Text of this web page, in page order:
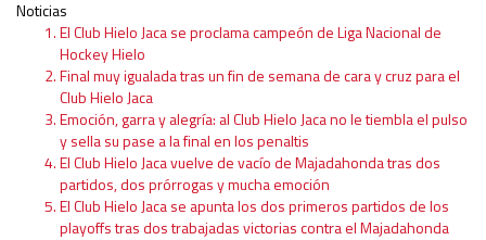
Noticias
El Club Hielo Jaca se proclama campeón de Liga Nacional de
Hockey Hielo
Final muy igualada tras un fin de semana de cara y cruz para el
Club Hielo Jaca
Emoción, garra y alegría: al Club Hielo Jaca no le tiembla el pulso
y sella su pase a la final en los penaltis
El Club Hielo Jaca vuelve de vacío de Majadahonda tras dos
partidos, dos prórrogas y mucha emoción
El Club Hielo Jaca se apunta los dos primeros partidos de los
playoffs tras dos trabajadas victorias contra el Majadahonda